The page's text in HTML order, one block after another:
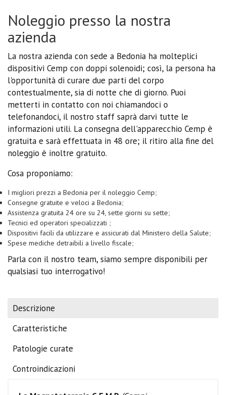
Noleggio presso la nostra
azienda
La nostra azienda con sede a Bedonia ha molteplici
dispositivi Cemp con doppi solenoidi; così, la persona ha
l'opportunità di curare due parti del corpo
contestualmente, sia di notte che di giorno. Puoi
metterti in contatto con noi chiamandoci o
telefonandoci, il nostro staff saprà darvi tutte le
informazioni utili. La consegna dell'apparecchio Cemp è
gratuita e sarà effettuata in 48 ore; il ritiro alla fine del
noleggio è inoltre gratuito.
Cosa proponiamo:
I migliori prezzi a Bedonia per il noleggio Cemp;
Consegne gratuite e veloci a Bedonia;
Assistenza gratuita 24 ore su 24, sette giorni su sette;
Tecnici ed operatori specializzati ;
Dispositivi facili da utilizzare e assicurati dal Ministero della Salute;
Spese mediche detraibili a livello fiscale;
Parla con il nostro team, siamo sempre disponibili per
qualsiasi tuo interrogativo!
Descrizione
Caratteristiche
Patologie curate
Controindicazioni